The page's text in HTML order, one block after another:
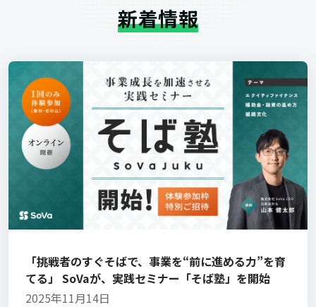
新着情報
「挑戦者のすぐそばで、事業を“前に進める力”を育
てる」 SoVaが、実践セミナー「そば塾」を開始
2025年11月14日